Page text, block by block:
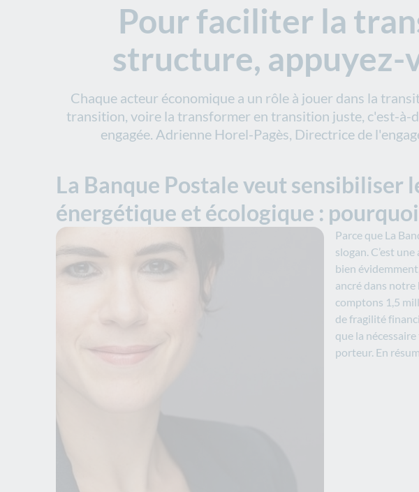
Pour faciliter la
structure, appuyez-
Chaque acteur économique a un rôle à jouer dans la
transition, voire la transformer en transition juste, c'est-à-
engagée. Adrienne Horel-Pagès, Directrice de
La Banque Postale veut sensibiliser
énergétique et écologique :
Parce que La
slogan. C’est
bien
ancré dans notre
comptons 1,5
de fragilité
que la
porteur. En